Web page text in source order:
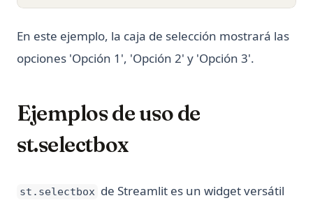
En este ejemplo, la caja de selección mostrará las
opciones 'Opción 1', 'Opción 2' y 'Opción 3'.
Ejemplos de uso de
st.selectbox
st.selectbox de Streamlit es un widget versátil